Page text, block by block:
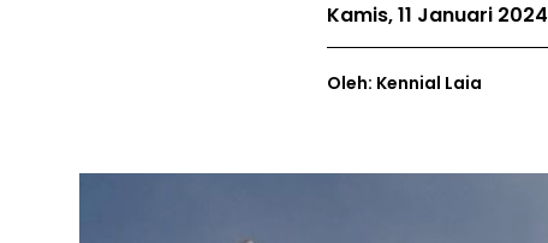
Kamis, 11 Januari 2024
Oleh: Kennial Laia